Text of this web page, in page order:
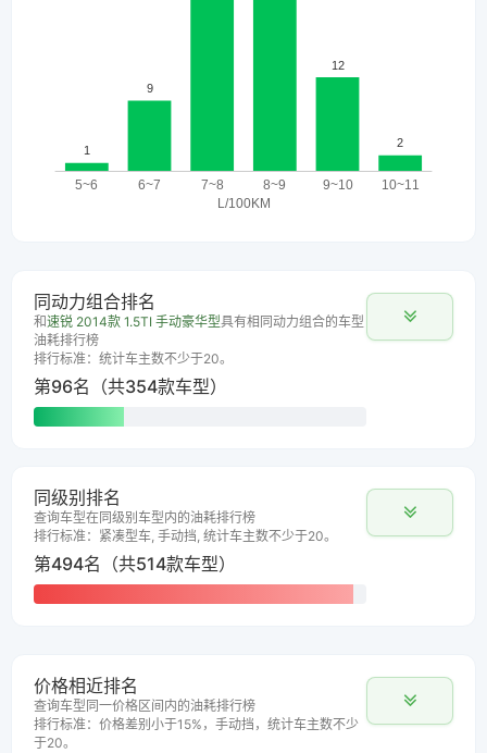
同动力组合排名
和速锐 2014款 1.5TI 手动豪华型具有相同动力组合的车型
油耗排行榜
排行标准：统计车主数不少于20。
第96名（共354款车型）
同级别排名
查询车型在同级别车型内的油耗排行榜
排行标准：紧凑型车, 手动挡, 统计车主数不少于20。
第494名（共514款车型）
价格相近排名
查询车型同一价格区间内的油耗排行榜
排行标准：价格差别小于15%，手动挡，统计车主数不少
于20。